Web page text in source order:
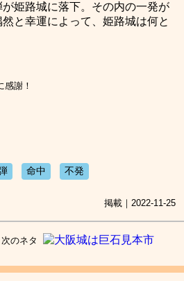
姫路城に落下。その内の一発が
と幸運によって、姫路城は何と
謝！
命中 不発
掲載｜2022-11-25
次のネタ